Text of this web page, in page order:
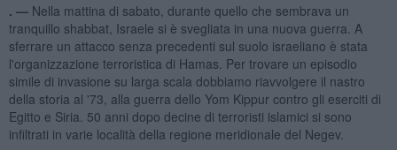
. — Nella mattina di sabato, durante quello che sembrava un
tranquillo shabbat, Israele si è svegliata in una nuova guerra. A
sferrare un attacco senza precedenti sul suolo israeliano è stata
l'organizzazione terroristica di Hamas. Per trovare un episodio
simile di invasione su larga scala dobbiamo riavvolgere il nastro
della storia al '73, alla guerra dello Yom Kippur contro gli eserciti di
Egitto e Siria. 50 anni dopo decine di terroristi islamici si sono
infiltrati in varie località della regione meridionale del Negev.